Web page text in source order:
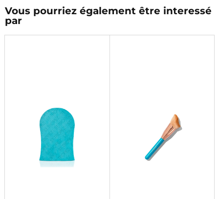
Vous pourriez également être interessé
par